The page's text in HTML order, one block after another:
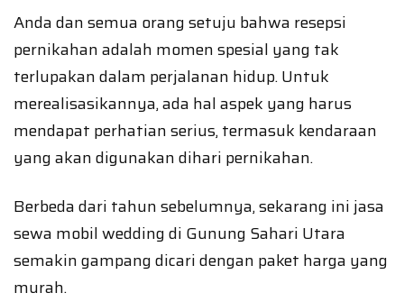
Anda dan semua orang setuju bahwa resepsi
pernikahan adalah momen spesial yang tak
terlupakan dalam perjalanan hidup. Untuk
merealisasikannya, ada hal aspek yang harus
mendapat perhatian serius, termasuk kendaraan
yang akan digunakan dihari pernikahan.
Berbeda dari tahun sebelumnya, sekarang ini jasa
sewa mobil wedding di Gunung Sahari Utara
semakin gampang dicari dengan paket harga yang
murah.